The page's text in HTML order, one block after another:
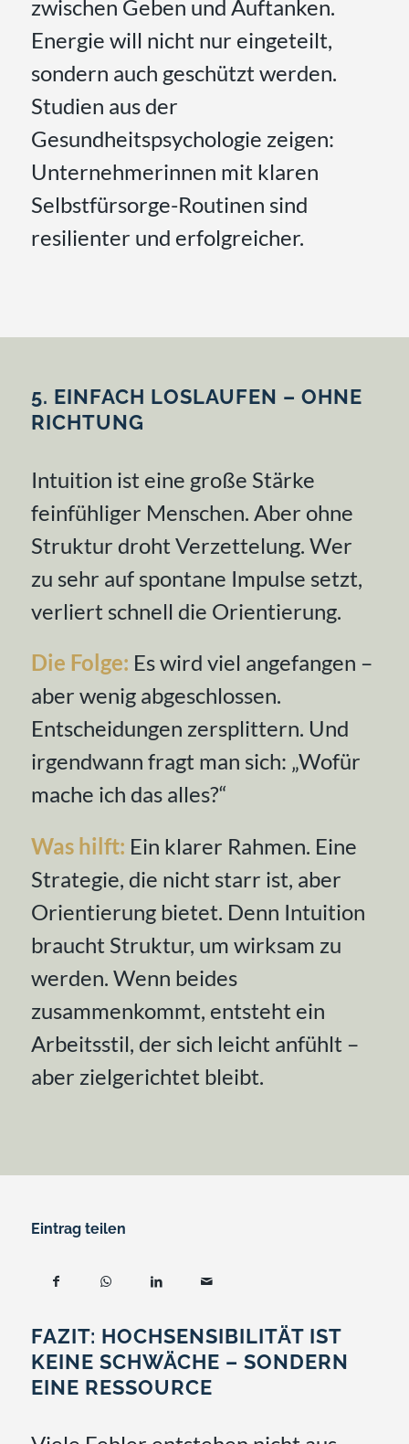
zwischen Geben und Auftanken.
Energie will nicht nur eingeteilt,
sondern auch geschützt werden.
Studien aus der
Gesundheitspsychologie zeigen:
Unternehmerinnen mit klaren
Selbstfürsorge-Routinen sind
resilienter und erfolgreicher.
5. EINFACH LOSLAUFEN – OHNE
RICHTUNG
Intuition ist eine große Stärke
feinfühliger Menschen. Aber ohne
Struktur droht Verzettelung. Wer
zu sehr auf spontane Impulse setzt,
verliert schnell die Orientierung.
Die Folge: Es wird viel angefangen –
aber wenig abgeschlossen.
Entscheidungen zersplittern. Und
irgendwann fragt man sich: „Wofür
mache ich das alles?“
Was hilft: Ein klarer Rahmen. Eine
Strategie, die nicht starr ist, aber
Orientierung bietet. Denn Intuition
braucht Struktur, um wirksam zu
werden. Wenn beides
zusammenkommt, entsteht ein
Arbeitsstil, der sich leicht anfühlt –
aber zielgerichtet bleibt.
Eintrag teilen
FAZIT: HOCHSENSIBILITÄT IST
KEINE SCHWÄCHE – SONDERN
EINE RESSOURCE